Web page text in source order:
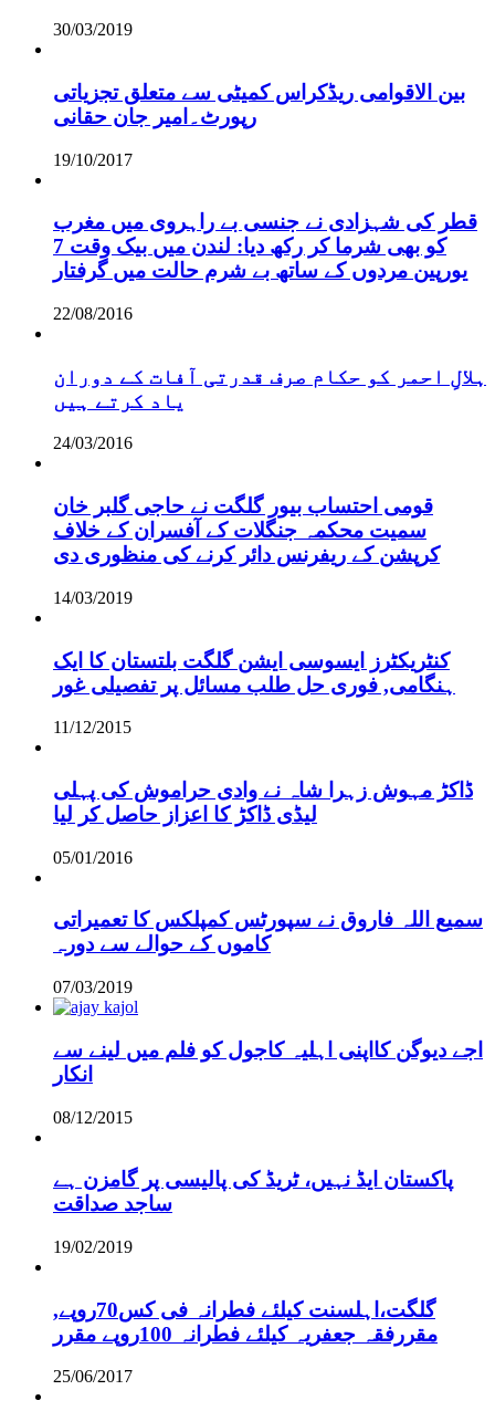
30/03/2019
بین الاقوامی ریڈکراس کمیٹی سے متعلق تجزیاتی
رپورٹ۔امیر جان حقانی
19/10/2017
قطر کی شہزادی نے جنسی بے راہروی میں مغرب
کو بھی شرما کر رکھ دیا: لندن میں بیک وقت 7
یورپین مردوں کے ساتھ بے شرم حالت میں گرفتار
22/08/2016
ہلالِ احمر کو حکام صرف قدرتی آفات کے دوران
یاد کرتے ہیں
24/03/2016
قومی احتساب بیور گلگت نے حاجی گلبر خان
سمیت محکمہ جنگلات کے آفسران کے خلاف
کرپشن کے ریفرنس دائر کرنے کی منظوری دی
14/03/2019
کنٹریکٹرز ایسوسی ایشن گلگت بلتستان کا ایک
ہنگامی, فوری حل طلب مسائل پر تفصیلی غور
11/12/2015
ڈاکڑ مہوش زہرا شاہ نے وادی حراموش کی پہلی
لیڈی ڈاکڑ کا اعزاز حاصل کر لیا
05/01/2016
سمیع اللہ فاروق نے سپورٹس کمپلکس کا تعمیراتی
کاموں کے حوالے سے دورہ
07/03/2019
اجے دیوگن کااپنی اہلیہ کاجول کو فلم میں لینے سے
انکار
08/12/2015
پاکستان ایڈ نہیں، ٹریڈ کی پالیسی پر گامزن ہے
ساجد صداقت
19/02/2019
,گلگت،اہلسنت کیلئے فطرانہ فی کس70روپے
مقررفقہ جعفریہ کیلئے فطرانہ 100روپے مقرر
25/06/2017